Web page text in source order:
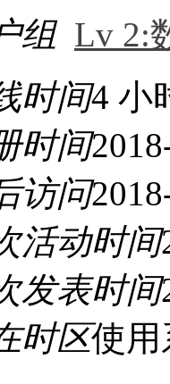
组 Lv 2:
时间4 小
时间
访问
活动时间
发表时间
时区使用